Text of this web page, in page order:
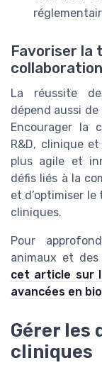
Favoriser la
La réussite de
dépend aussi
Encourager la
R&D, clinique
plus agile et
défis liés à la
et d’optimiser
cliniques.
Pour
animaux et des
cet article sur
avancées en
Gérer les
cliniques